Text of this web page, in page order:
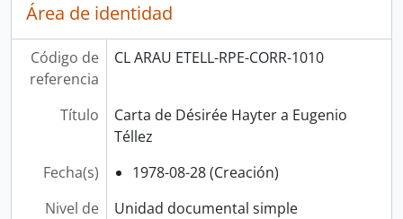
Área de identidad
Código de
referencia
CL ARAU ETELL-RPE-CORR-1010
Título
Carta de Désirée Hayter a Eugenio
Téllez
Fecha(s)
1978-08-28 (Creación)
Nivel de
Unidad documental simple